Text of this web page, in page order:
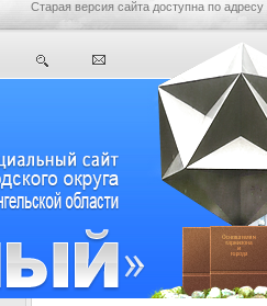
Старая версия сайта доступна по адресу